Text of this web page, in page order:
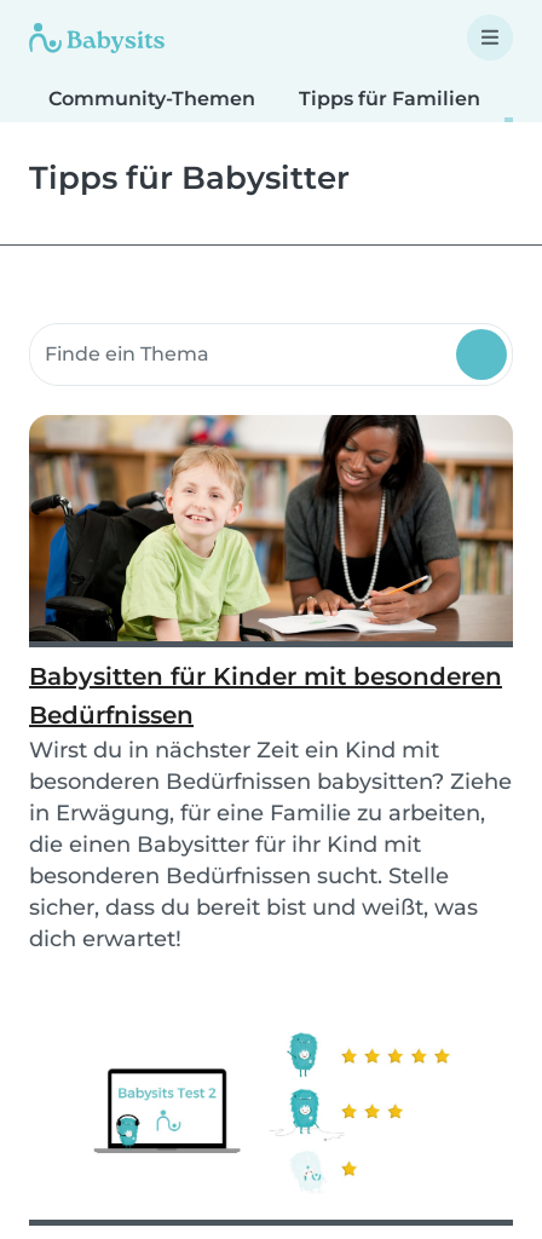
Community-Themen Tipps für Familien
Tipps für Babysitter
Suche Community-Themen
Babysitten für Kinder mit besonderen
Bedürfnissen
Wirst du in nächster Zeit ein Kind mit
besonderen Bedürfnissen babysitten? Ziehe
in Erwägung, für eine Familie zu arbeiten,
die einen Babysitter für ihr Kind mit
besonderen Bedürfnissen sucht. Stelle
sicher, dass du bereit bist und weißt, was
dich erwartet!